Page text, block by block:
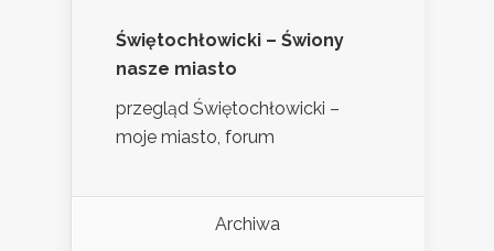
Świętochłowicki – Świony
nasze miasto
przegląd Świętochłowicki –
moje miasto, forum
Archiwa